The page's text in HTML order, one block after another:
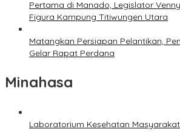
Pertama di Manado, Legislator
Figura Kampung Titiwungen Utara
Matangkan Persiapan Pelantikan,
Gelar Rapat Perdana
Minahasa
Laboratorium Kesehatan